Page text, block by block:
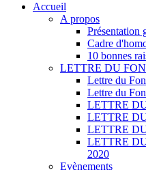
Accueil
A propos
Présentation
Cadre
10 bonnes
LETTRE DU
Lettre du
Lettre du
LETTRE
LETTRE
LETTRE
LETTRE
2020
Evènements